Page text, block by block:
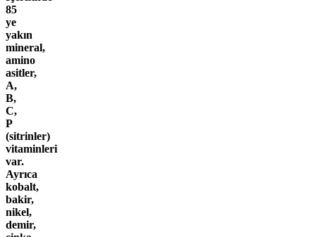
85
ye
yakın
mineral,
amino
asitler,
A,
B,
C,
P
(sitrinler)
vitaminleri
var.
Ayrıca
kobalt,
bakir,
nikel,
demir,